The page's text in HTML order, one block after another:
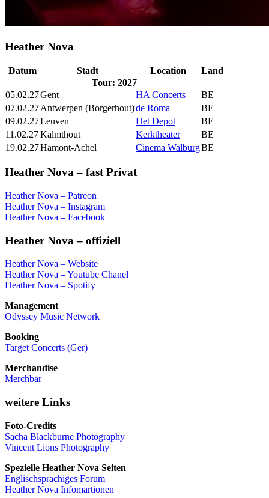
Heather Nova
Datum Stadt Location
Land
Tour: 2027
05.02.27Gent HA Concerts
BE
07.02.27Antwerpen (Borgerhout)de Roma
BE
09.02.27Leuven Het Depot
BE
11.02.27Kalmthout Kerktheater
BE
19.02.27Hamont-Achel Cinema WalburgBE
Heather Nova – fast Privat
Heather Nova – Patreon
Heather Nova – Instagram
Heather Nova – Facebook
Heather Nova – offiziell
Heather Nova – Website
Heather Nova – Youtube Chanel
Heather Nova – Spotify
Management
Odyssey Music Network
Booking
Target Concerts (Ger)
Merchandise
Merchbar
weitere Links
Foto-Credits
Sacha Blackburne Photography
Vincent Lions Photography
Spezielle Heather Nova Seiten
Englischsprachiges Forum
Heather Nova Infomartionen